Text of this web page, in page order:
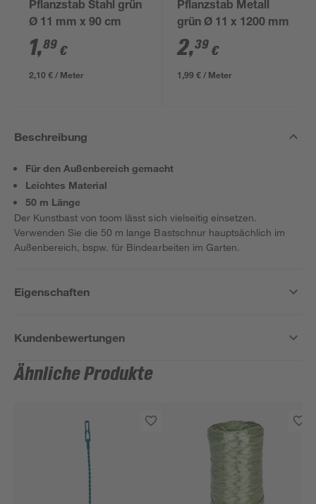
Pflanzstab Stahl grün
Ø 11 mm x 90 cm
1,89 €
2,10 € / Meter
Pflanzstab Metall
grün Ø 11 x 1200 mm
2,39 €
1,99 € / Meter
Beschreibung
Für den Außenbereich gemacht
Leichtes Material
50 m Länge
Der Kunstbast von toom lässt sich vielseitig einsetzen.
Verwenden Sie die 50 m lange Bastschnur hauptsächlich im
Außenbereich, bspw. für Bindearbeiten im Garten.
Eigenschaften
Kundenbewertungen
Ähnliche Produkte